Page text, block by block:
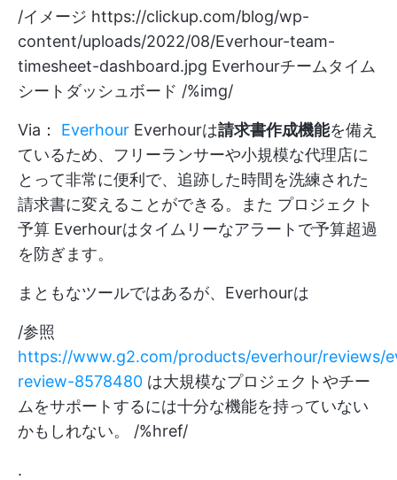
/イメージ https://clickup.com/blog/wp-
content/uploads/2022/08/Everhour-team-
timesheet-dashboard.jpg Everhourチームタイム
シートダッシュボード /%img/
Via： Everhour Everhourは請求書作成機能を備え
ているため、フリーランサーや小規模な代理店に
とって非常に便利で、追跡した時間を洗練された
請求書に変えることができる。また プロジェクト
予算 Everhourはタイムリーなアラートで予算超過
を防ぎます。
まともなツールではあるが、Everhourは
/参照
https://www.g2.com/products/everhour/reviews/
review-8578480 は大規模なプロジェクトやチー
ムをサポートするには十分な機能を持っていない
かもしれない。 /%href/
.